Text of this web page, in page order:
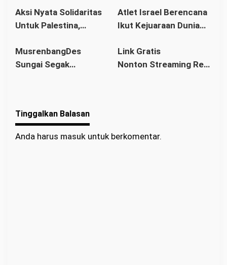
Legalitas
Aksi Nyata Solidaritas
Untuk Palestina,
Pontianak Ikuti Senam
Sehat dan
Atlet Israel Berencana
Ikut Kejuaraan Dunia
Kata Menlu
MusrenbangDes
Sungai Segak
dalam Kebaikan
Link Gratis
Nonton Streaming Real
Tinggalkan Balasan
Anda harus masuk untuk berkomentar.